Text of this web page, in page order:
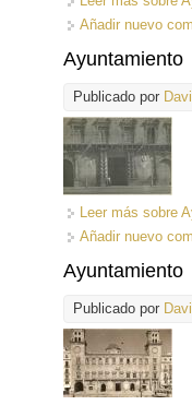
Añadir nuevo
Ayuntamiento
Publicado por
Leer más sobre
Añadir nuevo
Ayuntamiento
Publicado por